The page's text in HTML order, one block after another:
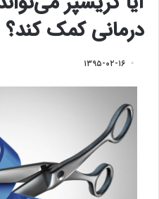
درمانی کمک‌ کند؟
۱۳۹۵-۰۲-۱۶